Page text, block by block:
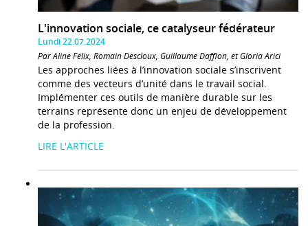
L'innovation sociale, ce catalyseur fédérateur
Lundi 22.07.2024
Par Aline Félix, Romain Descloux, Guillaume Dafflon, et Gloria Arici
Les approches liées à l’innovation sociale s’inscrivent
comme des vecteurs d’unité dans le travail social.
Implémenter ces outils de manière durable sur les
terrains représente donc un enjeu de développement
de la profession.
LIRE L'ARTICLE